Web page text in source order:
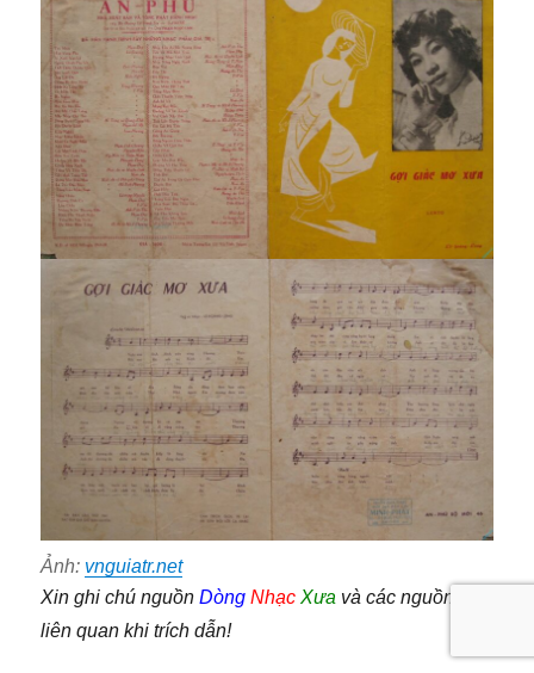
Ảnh: vnguiatr.net
Xin ghi chú nguồnDòng Nhạc Xưa và các nguồn có
liên quan khi trích dẫn!